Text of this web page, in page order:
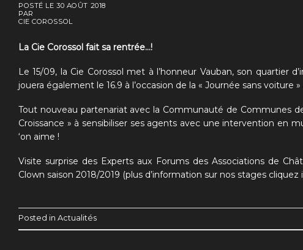
POSTÉ LE30 AOÛT 2018
PAR
CIE COROSSOL
La Cie Corossol fait sa rentrée…!
Le 15/09, la Cie Corossol met à l’honneur Vauban, son quartier
jouera également le 16.9 à l’occasion de la « Journée sans
Tout nouveau partenariat avec la Communauté de Communes
Croissance » à sensibiliser ses agents avec une intervention en
‘on aime !
Visite surprise des Experts aux Forums des Associations de
Clown saison 2018/2019 (plus d’information sur nos stages cliquez
Posted in Actualités